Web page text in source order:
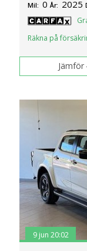
Mil: 0 År: 2025
Räkna på
Jämför
9 jun 20:02